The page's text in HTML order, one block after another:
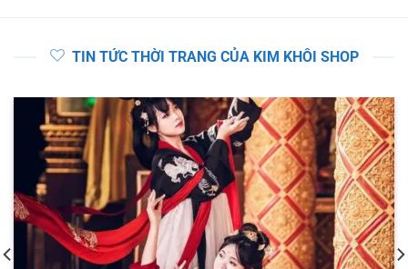
TIN TỨC THỜI TRANG CỦA KIM KHÔI SHOP